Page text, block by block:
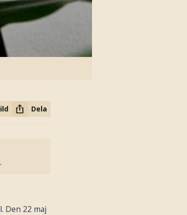
Dela
Den 22 maj